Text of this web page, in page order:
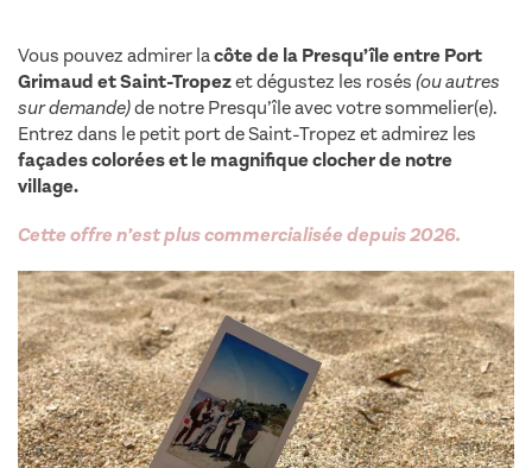
Vous pouvez admirer lacôte de la Presqu’île entre Port
Grimaud et Saint-Tropezet dégustez les rosés(ou autres
sur demande)de notre Presqu’île avec votre sommelier(e).
Entrez dans le petit port de Saint-Tropez et admirez les
façades colorées et le magnifique clocher de notre
village.
Cette offre n’est plus commercialisée depuis 2026.